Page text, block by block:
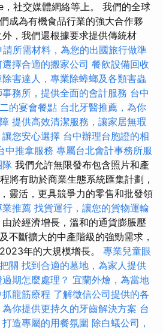
社交媒體網絡等上。 我們的全球
成為有機食品行業的強大合作夥
，我們還根據要求提供傳統材
請所需材料，為您的出國旅行做準
擇合適的搬家公司 餐飲設備回收
除害達人，專業除蟑螂及各類害蟲
務所，提供全面的會計服務 台中
的宴會餐點 台北牙醫推薦，為你
提供高效清潔服務，讓家居無瑕
您安心選擇 台中辦理台胞證的相
中推拿服務 專屬台北會計事務所服
隊 我們允許無限發布包含照片和產
將有助於商業生態系統匯集計劃，
靈活，更具競爭力的零售和批發領
業推薦 找貨運行，讓您的貨物運輸
於經濟增長，溫和的通貨膨脹壓
不斷擴大的中產階級的強勁需求，
年的大規模增長。 專業兒童眼
關 找到合適的墓地，為家人提供
期怎麼處理？ 宜蘭外燴，為當地
抓龍筋療程 了解徵信公司提供的各
你提供更持久的牙齒解決方案 台
造專屬的用餐氛圍 除白蟻公司，